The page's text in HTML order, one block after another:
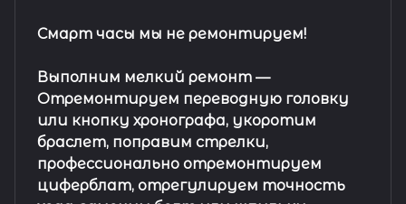
Смарт часы мы не ремонтируем!
Выполним мелкий ремонт —
Отремонтируем переводную головку
или кнопку хронографа, укоротим
браслет, поправим стрелки,
профессионально отремонтируем
циферблат, отрегулируем точность